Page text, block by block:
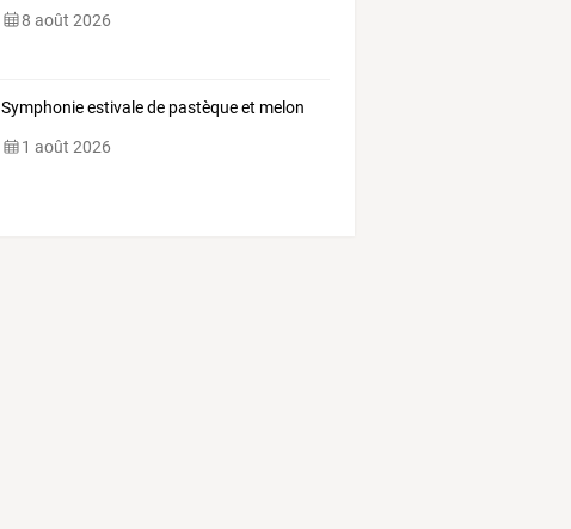
8 août 2026
Symphonie estivale de pastèque et melon
1 août 2026